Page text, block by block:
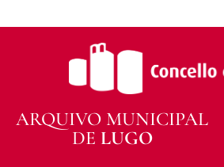
ARQUIVO MUNICIPAL
DE LUGO